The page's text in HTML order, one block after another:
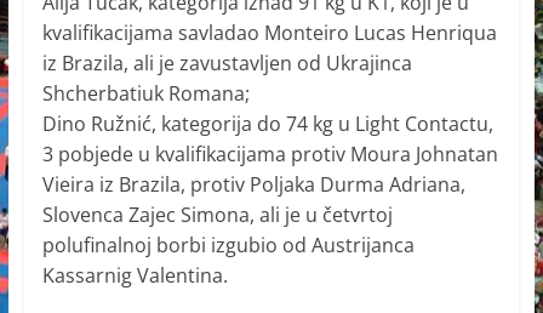
kvalifikacijama savladao Monteiro Lucas Henriqua
iz Brazila, ali je zavustavljen od Ukrajinca
Shcherbatiuk Romana;
Dino Ružnić, kategorija do 74 kg u Light Contactu,
3 pobjede u kvalifikacijama protiv Moura Johnatan
Vieira iz Brazila, protiv Poljaka Durma Adriana,
Slovenca Zajec Simona, ali je u četvrtoj
polufinalnoj borbi izgubio od Austrijanca
Kassarnig Valentina.